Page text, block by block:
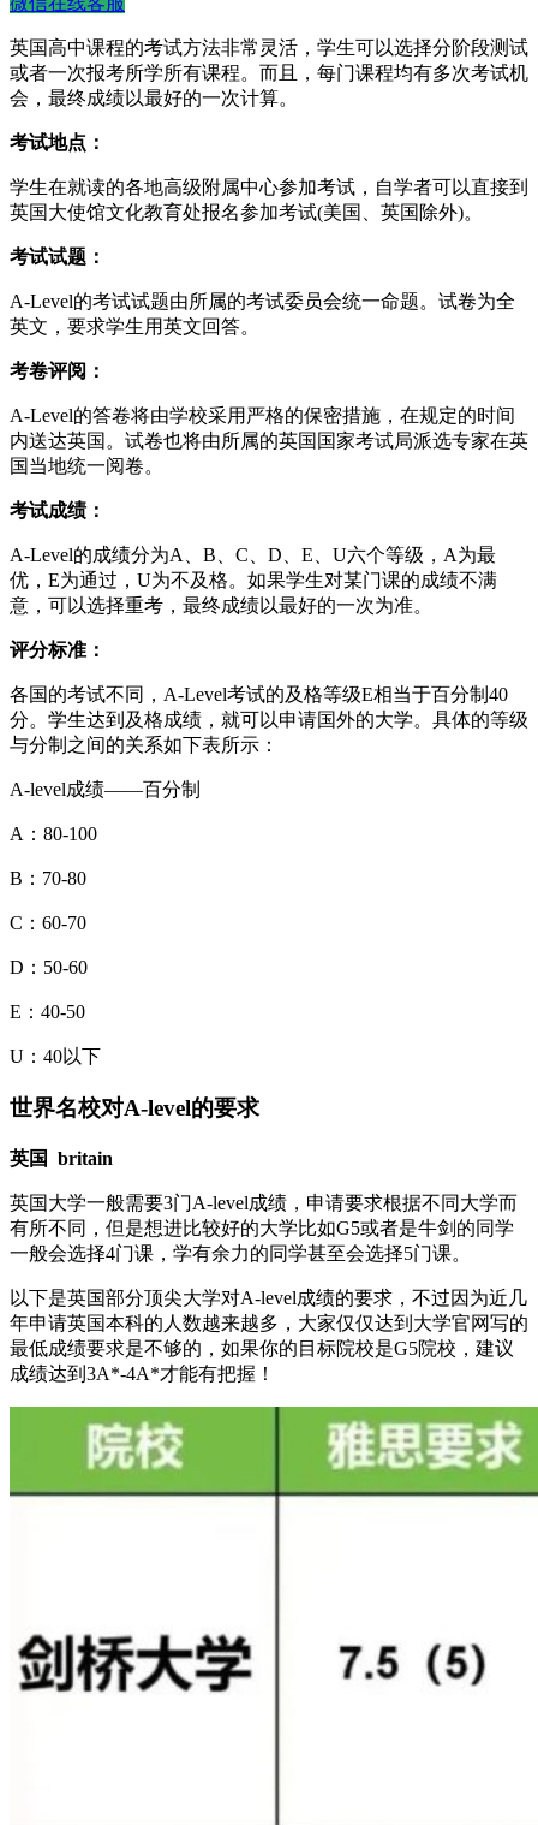
英国高中课程的考试方法非常灵活，学生可以选择分阶段测试
或者一次报考所学所有课程。而且，每门课程均有多次考试机
会，最终成绩以最好的一次计算。
考试地点：
学生在就读的各地高级附属中心参加考试，自学者可以直接到
英国大使馆文化教育处报名参加考试(美国、英国除外)。
考试试题：
A-Level的考试试题由所属的考试委员会统一命题。试卷为全
英文，要求学生用英文回答。
考卷评阅：
A-Level的答卷将由学校采用严格的保密措施，在规定的时间
内送达英国。试卷也将由所属的英国国家考试局派选专家在英
国当地统一阅卷。
考试成绩：
A-Level的成绩分为A、B、C、D、E、U六个等级，A为最
优，E为通过，U为不及格。如果学生对某门课的成绩不满
意，可以选择重考，最终成绩以最好的一次为准。
评分标准：
各国的考试不同，A-Level考试的及格等级E相当于百分制40
分。学生达到及格成绩，就可以申请国外的大学。具体的等级
与分制之间的关系如下表所示：
A-level成绩——百分制
A：80-100
B：70-80
C：60-70
D：50-60
E：40-50
U：40以下
世界名校对A-level的要求
英国 britain
英国大学一般需要3门A-level成绩，申请要求根据不同大学而
有所不同，但是想进比较好的大学比如G5或者是牛剑的同学
一般会选择4门课，学有余力的同学甚至会选择5门课。
以下是英国部分顶尖大学对A-level成绩的要求，不过因为近几
年申请英国本科的人数越来越多，大家仅仅达到大学官网写的
最低成绩要求是不够的，如果你的目标院校是G5院校，建议
成绩达到3A*-4A*才能有把握！